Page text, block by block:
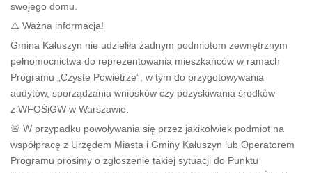
swojego domu.
⚠️ Ważna informacja!
Gmina Kałuszyn nie udzieliła żadnym podmiotom zewnętrznym
pełnomocnictwa do reprezentowania mieszkańców w ramach
Programu „Czyste Powietrze”, w tym do przygotowywania
audytów, sporządzania wniosków czy pozyskiwania środków
z WFOŚiGW w Warszawie.
🚨 W przypadku powoływania się przez jakikolwiek podmiot na
współpracę z Urzędem Miasta i Gminy Kałuszyn lub Operatorem
Programu prosimy o zgłoszenie takiej sytuacji do Punktu